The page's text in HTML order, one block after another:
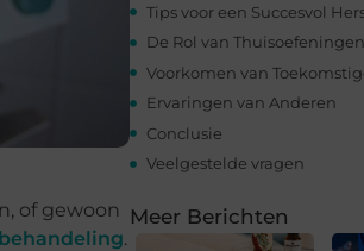
of gewoon
.
Tips voor een Succesvol
De Rol van Thuisoefeningen
Voorkomen van
Ervaringen van Anderen
Conclusie
Veelgestelde vragen
Meer Berichten